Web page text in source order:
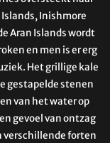
Inishmore
Aran Islands wordt
en men is er erg
Het grillige kale
gestapelde stenen
van het water op
gevoel van ontzag
verschillende forten